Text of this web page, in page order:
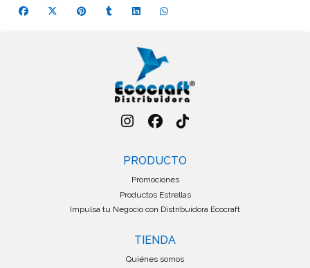
PRODUCTO
Promociones
Productos Estrellas
Impulsa tu Negocio con Distribuidora Ecocraft
TIENDA
Quiénes somos